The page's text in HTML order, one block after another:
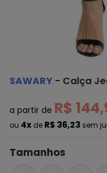
SAWARY - Calça
a partir de R$
ou 4x de R$ 36,23 sem
Tamanhos